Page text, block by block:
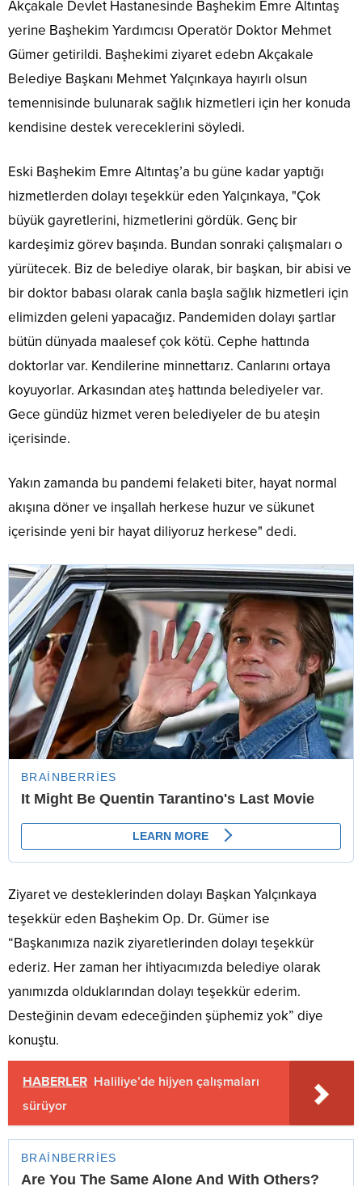
Akçakale Devlet Hastanesinde Başhekim Emre Altıntaş
yerine Başhekim Yardımcısı Operatör Doktor Mehmet
Gümer getirildi. Başhekimi ziyaret edebn Akçakale
Belediye Başkanı Mehmet Yalçınkaya hayırlı olsun
temennisinde bulunarak sağlık hizmetleri için her konuda
kendisine destek vereceklerini söyledi.
Eski Başhekim Emre Altıntaş’a bu güne kadar yaptığı
hizmetlerden dolayı teşekkür eden Yalçınkaya, "Çok
büyük gayretlerini, hizmetlerini gördük. Genç bir
kardeşimiz görev başında. Bundan sonraki çalışmaları o
yürütecek. Biz de belediye olarak, bir başkan, bir abisi ve
bir doktor babası olarak canla başla sağlık hizmetleri için
elimizden geleni yapacağız. Pandemiden dolayı şartlar
bütün dünyada maalesef çok kötü. Cephe hattında
doktorlar var. Kendilerine minnettarız. Canlarını ortaya
koyuyorlar. Arkasından ateş hattında belediyeler var.
Gece gündüz hizmet veren belediyeler de bu ateşin
içerisinde.
Yakın zamanda bu pandemi felaketi biter, hayat normal
akışına döner ve inşallah herkese huzur ve sükunet
içerisinde yeni bir hayat diliyoruz herkese" dedi.
Ziyaret ve desteklerinden dolayı Başkan Yalçınkaya
teşekkür eden Başhekim Op. Dr. Gümer ise
“Başkanımıza nazik ziyaretlerinden dolayı teşekkür
ederiz. Her zaman her ihtiyacımızda belediye olarak
yanımızda olduklarından dolayı teşekkür ederim.
Desteğinin devam edeceğinden şüphemiz yok” diye
konuştu.
HABERLER Haliliye’de hijyen çalışmaları
sürüyor